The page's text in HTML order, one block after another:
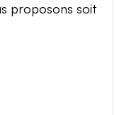
proposons soit